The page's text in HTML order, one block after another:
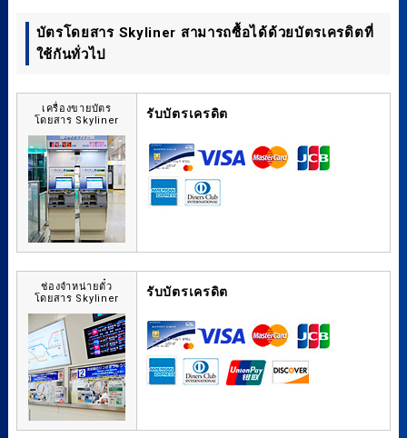
บัตรโดยสาร Skyliner สามารถซื้อได้ด้วยบัตรเครดิตที่
ใช้กันทั่วไป
เครื่องขายบัตร
โดยสาร Skyliner
รับบัตรเครดิต
ช่องจำหน่ายตั๋ว
โดยสาร Skyliner
รับบัตรเครดิต